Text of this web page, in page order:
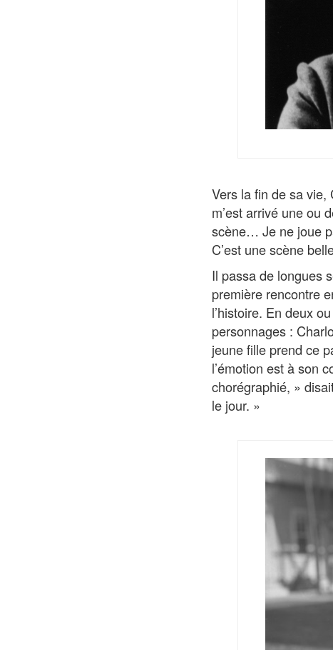
Vers la fin de sa vie,
m’est arrivé une ou
scène… Je ne joue
C’est une scène
Il passa de longues
première rencontre
l’histoire. En deux
personnages :
jeune fille prend ce
l’émotion est à son
chorégraphié, »
le jour. »